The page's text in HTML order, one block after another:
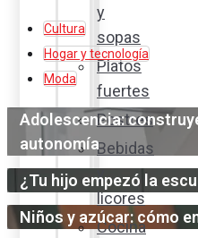
y
sopas
Platos
fuertes
Postres
Bebidas
y
licores
Cocina
Cultura
Hogar y tecnología
Moda
Adolescencia:
autonomía
¿Tu hijo empezó la
Niños y azúcar: cómo